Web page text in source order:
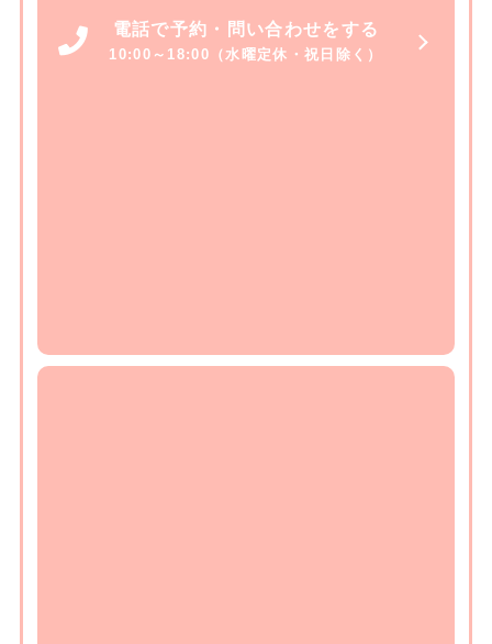
電話で予約・問い合わせをする
10:00～18:00（水曜定休・祝日除く）